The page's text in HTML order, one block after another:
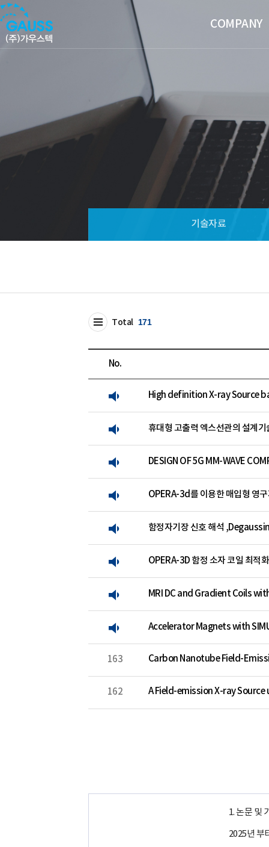
COMPANY
기술자료
Total 171
No.
High definition X-ray Source
휴대형 고출력 엑스선관의 설계기
DESIGN OF 5G MM-WAVE
OPERA-3d를 이용한 매입형 영
함정자기장 신호 해석
OPERA-3D 함정 소자 코일 최적화
MRI DC and Gradient Coils
Accelerator Magnets with
163 Carbon Nanotube Field-
162 A Field-emission X-ray
1. 논문 및
2025년 부